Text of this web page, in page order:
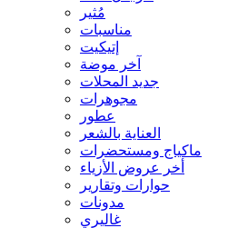
مُثير
مناسبات
إتيكيت
آخر موضة
جديد المحلات
مجوهرات
عطور
العناية بالشعر
ماكياج ومستحضرات
أخر عروض الأزياء
حوارات وتقارير
مدونات
غاليري